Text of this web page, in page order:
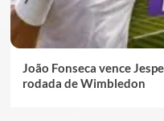
João Fonseca vence
rodada de Wimbledon